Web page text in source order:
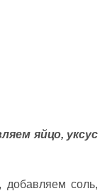
яйцо, уксус
добавляем соль,